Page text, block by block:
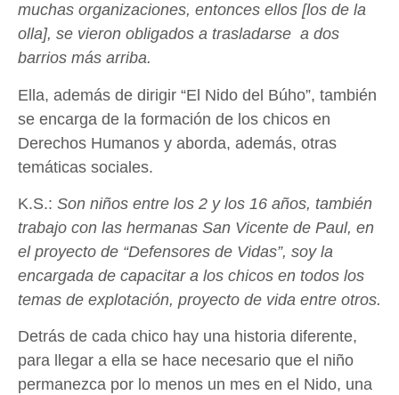
muchas organizaciones, entonces ellos [los de la
olla], se vieron obligados a trasladarse a dos
barrios más arriba.
Ella, además de dirigir “El Nido del Búho”, también
se encarga de la formación de los chicos en
Derechos Humanos y aborda, además, otras
temáticas sociales.
K.S.: Son niños entre los 2 y los 16 años, también
trabajo con las hermanas San Vicente de Paul, en
el proyecto de “Defensores de Vidas”, soy la
encargada de capacitar a los chicos en todos los
temas de explotación, proyecto de vida entre otros.
Detrás de cada chico hay una historia diferente,
para llegar a ella se hace necesario que el niño
permanezca por lo menos un mes en el Nido, una